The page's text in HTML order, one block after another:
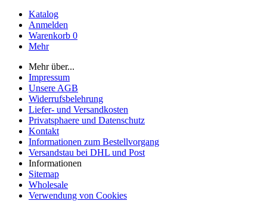
Katalog
Anmelden
Warenkorb 0
Mehr
Mehr über...
Impressum
Unsere AGB
Widerrufsbelehrung
Liefer- und Versandkosten
Privatsphaere und Datenschutz
Kontakt
Informationen zum Bestellvorgang
Versandstau bei DHL und Post
Informationen
Sitemap
Wholesale
Verwendung von Cookies